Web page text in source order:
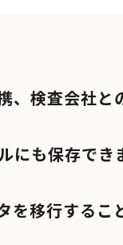
、検査会社と
にも保存でき
を移行するこ